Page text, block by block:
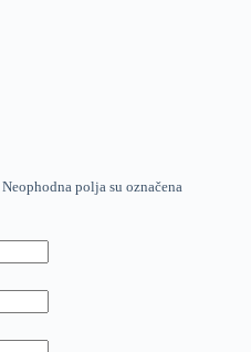
Neophodna polja su označena